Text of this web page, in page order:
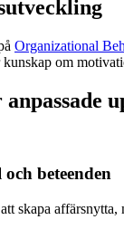
Organizational
om
beteenden
skapa